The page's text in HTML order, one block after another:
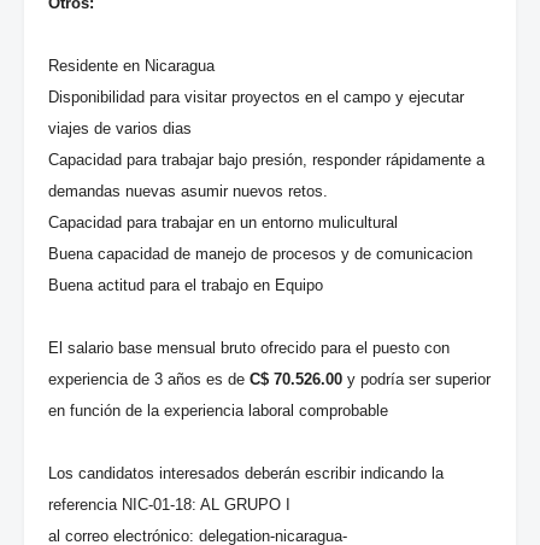
Residente en Nicaragua
Disponibilidad para visitar proyectos en el campo y ejecutar
viajes de varios dias
Capacidad para trabajar bajo presión, responder rápidamente a
demandas nuevas asumir nuevos retos.
Capacidad para trabajar en un entorno mulicultural
Buena capacidad de manejo de procesos y de comunicacion
Buena actitud para el trabajo en Equipo
El salario base mensual bruto ofrecido para el puesto con
experiencia de 3 años es de C$ 70.526.00 y podría ser superior
en función de la experiencia laboral comprobable
Los candidatos interesados deberán escribir indicando la
referencia NIC-01-18: AL GRUPO I
al correo electrónico: delegation-nicaragua-